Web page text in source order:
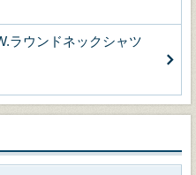
ラウンドネックシャツ